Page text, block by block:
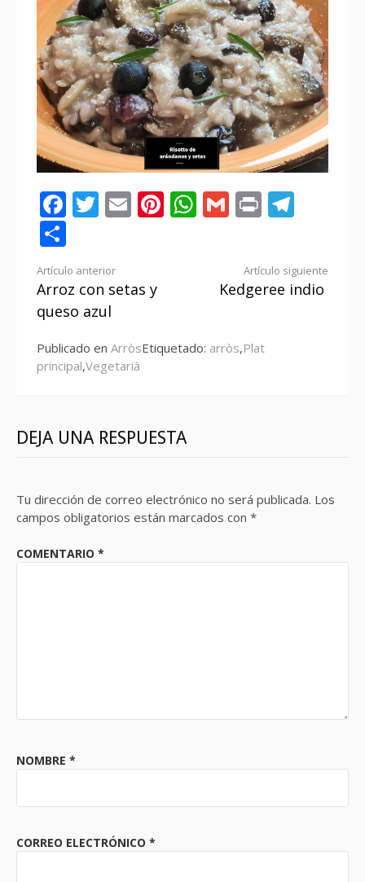
Facebook
Twitter
EmailPinterest
WhatsApp
Gmail
Print
Seguir
leyendo
Artículo anterior
Arroz con setas y
queso azul
Artículo siguiente
Kedgeree indio
Publicado en ArròsEtiquetado: arròs,Plat
principal,Vegetarià
DEJA UNA RESPUESTA
Tu dirección de correo electrónico no será publicada. Los
campos obligatorios están marcados con *
COMENTARIO *
NOMBRE *
CORREO ELECTRÓNICO *